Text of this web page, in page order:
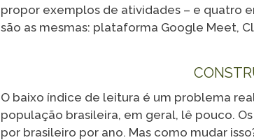
propor exemplos de atividades – e quatro
são as mesmas: plataforma Google Meet,
O baixo índice de leitura é um problema
população brasileira, em geral, lê pouco.
por brasileiro por ano. Mas como mudar